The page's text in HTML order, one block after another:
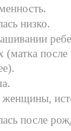
низко.
после
женщины,
после